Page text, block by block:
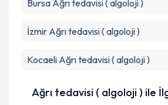
Bursa Ağrı tedavisi ( algoloji )
İzmir Ağrı tedavisi ( algoloji )
Kocaeli Ağrı tedavisi ( algoloji )
Ağrı tedavisi ( algoloji ) ile